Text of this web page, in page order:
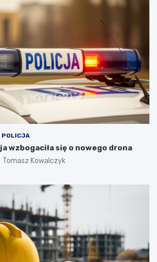
POLICJA
wzbogaciła się o nowego drona
Tomasz Kowalczyk